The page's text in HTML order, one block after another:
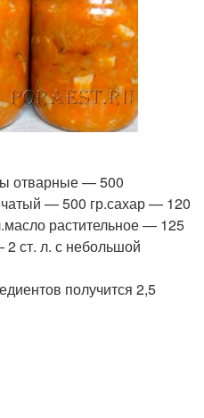
отварные — 500
— 500 гр.сахар — 120
растительное — 125
ст. л. с небольшой
получится 2,5